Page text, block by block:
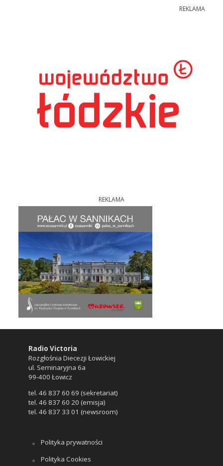
REKLAMA
REKLAMA
Radio Victoria
Rozgłośnia Diecezji Łowickiej
ul. Seminaryjna 6a
99-400 Łowicz
tel. 46 837 60 69 (sekretariat)
tel. 46 837 60 20 (emisja)
tel. 46 837 33 01 (newsroom)
Polityka prywatności
Polityka Cookies